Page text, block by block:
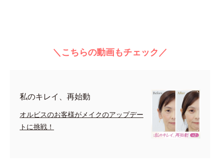
＼こちらの動画もチェック／
私のキレイ、再始動
オルビスのお客様がメイクのアップデー
トに挑戦！